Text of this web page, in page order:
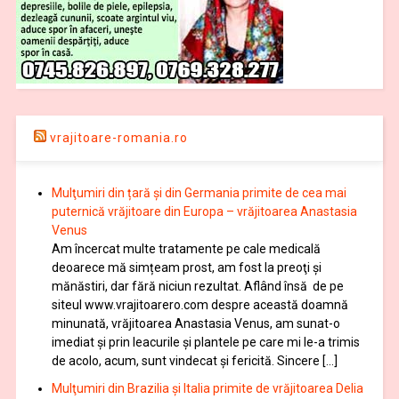
vrajitoare-romania.ro
Mulţumiri din țară și din Germania primite de cea mai
puternică vrăjitoare din Europa – vrăjitoarea Anastasia
Venus
Am încercat multe tratamente pe cale medicală
deoarece mă simțeam prost, am fost la preoţi şi
mănăstiri, dar fără niciun rezultat. Aflând însă de pe
siteul www.vrajitoarero.com despre această doamnă
minunată, vrăjitoarea Anastasia Venus, am sunat-o
imediat şi prin leacurile şi plantele pe care mi le-a trimis
de acolo, acum, sunt vindecat şi fericită. Sincere […]
Mulţumiri din Brazilia și Italia primite de vrăjitoarea Delia